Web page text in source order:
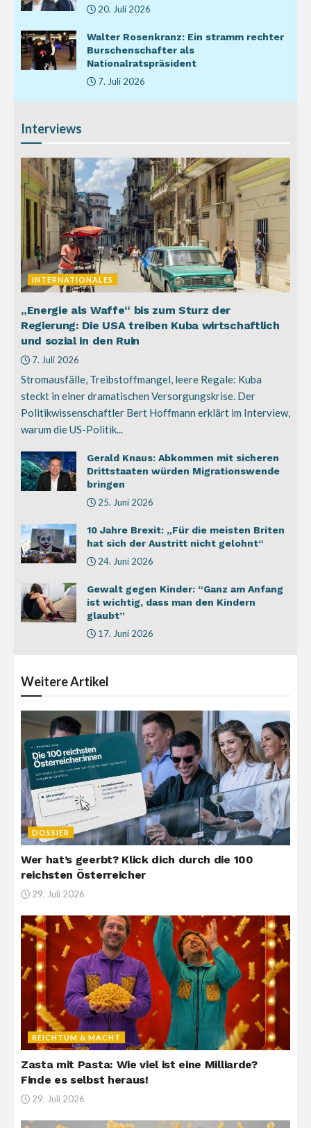
20. Juli 2026
Walter Rosenkranz: Ein stramm rechter
Burschenschafter als
Nationalratspräsident
7. Juli 2026
Interviews
INTERNATIONALES
„Energie als Waffe“ bis zum Sturz der
Regierung: Die USA treiben Kuba wirtschaftlich
und sozial in den Ruin
7. Juli 2026
Stromausfälle, Treibstoffmangel, leere Regale: Kuba
steckt in einer dramatischen Versorgungskrise. Der
Politikwissenschaftler Bert Hoffmann erklärt im Interview,
warum die US-Politik...
Gerald Knaus: Abkommen mit sicheren
Drittstaaten würden Migrationswende
bringen
25. Juni 2026
10 Jahre Brexit: „Für die meisten Briten
hat sich der Austritt nicht gelohnt“
24. Juni 2026
Gewalt gegen Kinder: “Ganz am Anfang
ist wichtig, dass man den Kindern
glaubt”
17. Juni 2026
WeitereArtikel
DOSSIER
Wer hat’s geerbt? Klick dich durch die 100
reichsten Österreicher
29. Juli 2026
REICHTUM & MACHT
Zasta mit Pasta: Wie viel ist eine Milliarde?
Finde es selbst heraus!
29. Juli 2026